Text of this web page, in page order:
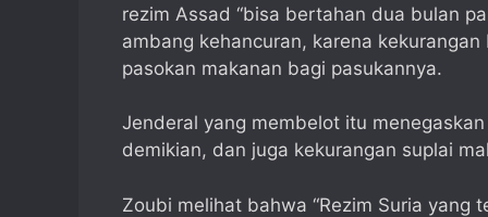
rezim Assad “bisa bertahan dua bulan
ambang kehancuran, karena
pasokan makanan bagi pasukannya.
Jenderal yang membelot itu
demikian, dan juga kekurangan suplai
Zoubi melihat bahwa “Rezim Suria